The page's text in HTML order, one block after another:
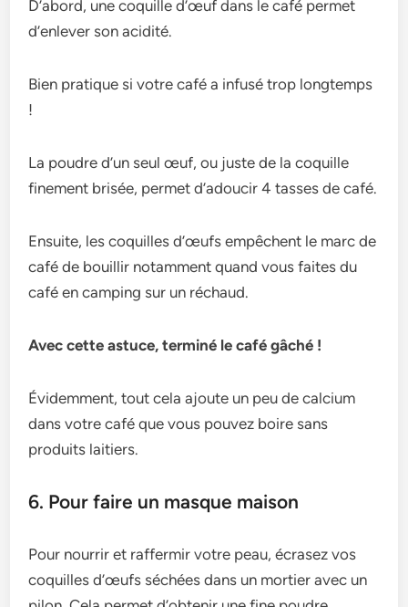
D’abord, une coquille d’œuf dans le café permet
d’enlever son acidité.
Bien pratique si votre café a infusé trop longtemps
!
La poudre d’un seul œuf, ou juste de la coquille
finement brisée, permet d’adoucir 4 tasses de café.
Ensuite, les coquilles d’œufs empêchent le marc de
café de bouillir notamment quand vous faites du
café en camping sur un réchaud.
Avec cette astuce, terminé le café gâché !
Évidemment, tout cela ajoute un peu de calcium
dans votre café que vous pouvez boire sans
produits laitiers.
6. Pour faire un masque maison
Pour nourrir et raffermir votre peau, écrasez vos
coquilles d’œufs séchées dans un mortier avec un